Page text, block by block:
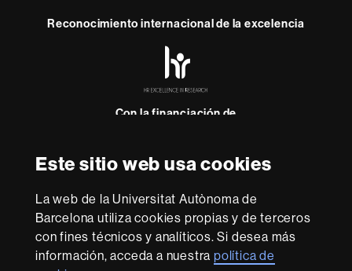
Este sitio web usa cookies
La web de la Universitat Autònoma de
Barcelona utiliza cookies propias y de terceros
con fines técnicos y analíticos. Si desea más
información, acceda a nuestrapolítica de
Reconocimiento internacional de la excelencia
-
Con la financiación de
esta
web Aviso legal Protección de datos Sobre el
web
Accesibilidad web Mapa del web UAB